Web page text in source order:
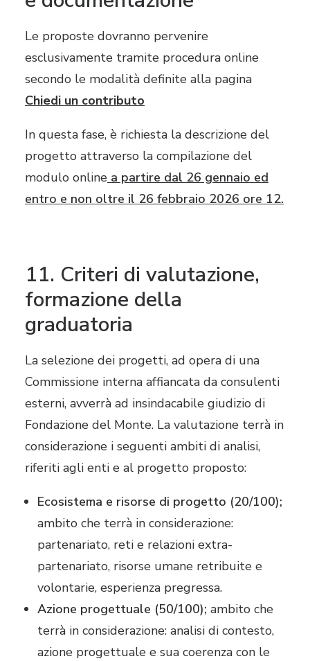
Le proposte dovranno pervenire
esclusivamente tramite procedura online
secondo le modalità definite alla pagina
Chiedi un contributo
In questa fase, è richiesta la descrizione del
progetto attraverso la compilazione del
modulo online a partire dal 26 gennaio ed
entro e non oltre il 26 febbraio 2026 ore 12.
11. Criteri di valutazione,
formazione della
graduatoria
La selezione dei progetti, ad opera di una
Commissione interna affiancata da consulenti
esterni, avverrà ad insindacabile giudizio di
Fondazione del Monte. La valutazione terrà in
considerazione i seguenti ambiti di analisi,
riferiti agli enti e al progetto proposto:
Ecosistema e risorse di progetto (20/100);
ambito che terrà in considerazione:
partenariato, reti e relazioni extra-
partenariato, risorse umane retribuite e
volontarie, esperienza pregressa.
Azione progettuale (50/100); ambito che
terrà in considerazione: analisi di contesto,
azione progettuale e sua coerenza con le